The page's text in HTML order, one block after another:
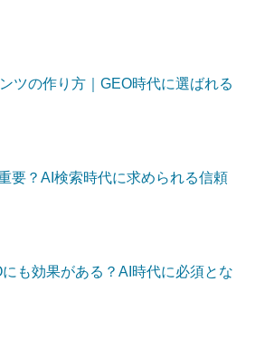
ツの作り方｜GEO時代に選ばれる
要？AI検索時代に求められる信頼
も効果がある？AI時代に必須とな